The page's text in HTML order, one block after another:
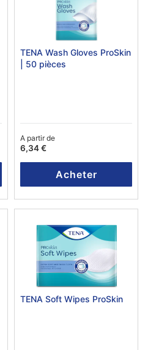
TENA Wash Gloves ProSkin
| 50 pièces
A partir de
6,34 €
Acheter
TENA Soft Wipes ProSkin